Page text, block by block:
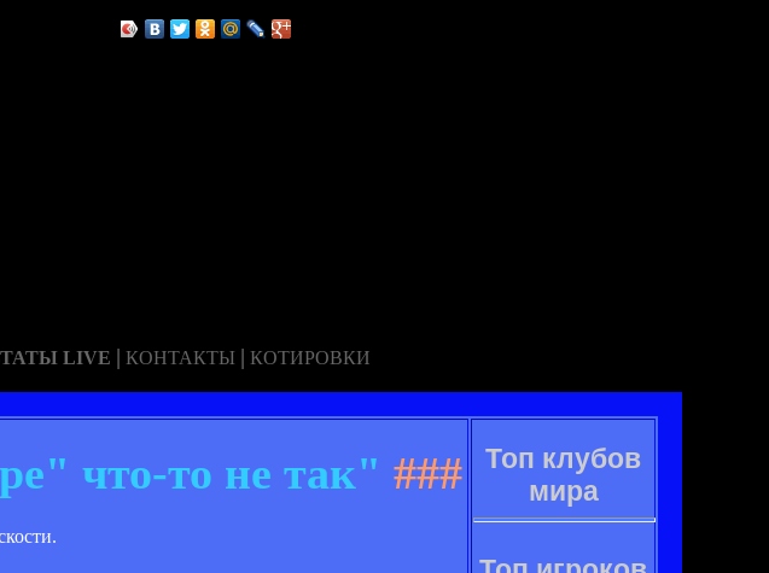
LIVE | КОНТАКТЫ | КОТИРОВКИ
что-то не так" ###
Топ клубов
мира